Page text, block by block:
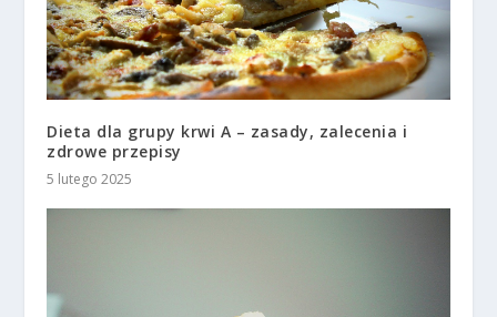
Dieta dla grupy krwi A – zasady, zalecenia i
zdrowe przepisy
5 lutego 2025